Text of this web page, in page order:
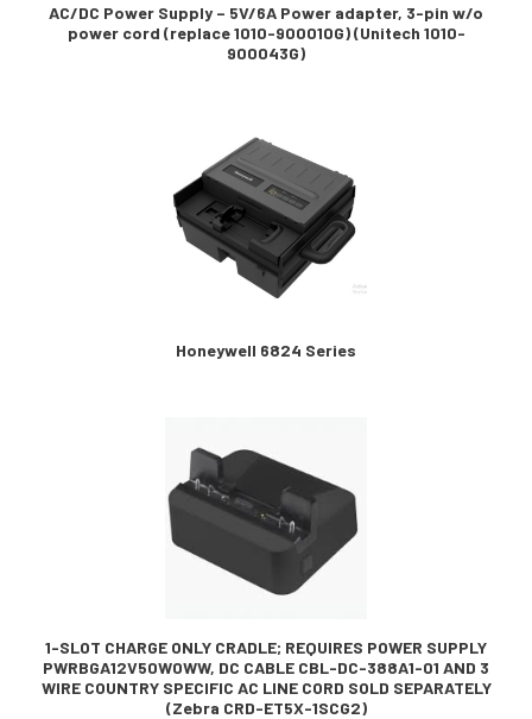
AC/DC Power Supply – 5V/6A Power adapter, 3-pin w/o
power cord (replace 1010-900010G) (Unitech 1010-
900043G)
Honeywell 6824 Series
1-SLOT CHARGE ONLY CRADLE; REQUIRES POWER SUPPLY
PWRBGA12V50W0WW, DC CABLE CBL-DC-388A1-01 AND 3
WIRE COUNTRY SPECIFIC AC LINE CORD SOLD SEPARATELY
(Zebra CRD-ET5X-1SCG2)